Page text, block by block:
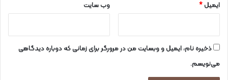
ایمیل* وب‌ سایت
ذخیره نام، ایمیل و وبسایت من در مرورگر برای زمانی که دوباره دیدگاهی
می‌نویسم.